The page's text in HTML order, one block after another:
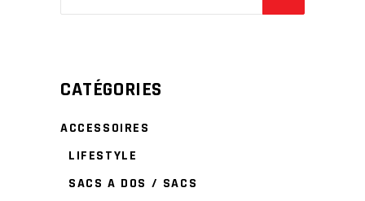
CATÉGORIES
ACCESSOIRES
LIFESTYLE
SACS A DOS / SACS